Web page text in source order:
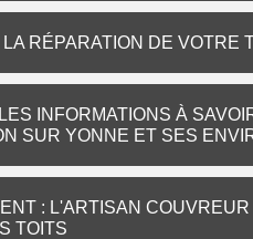
RÉPARATION DE VOTRE
INFORMATIONS À
SUR YONNE ET SES
: L'ARTISAN
TOITS